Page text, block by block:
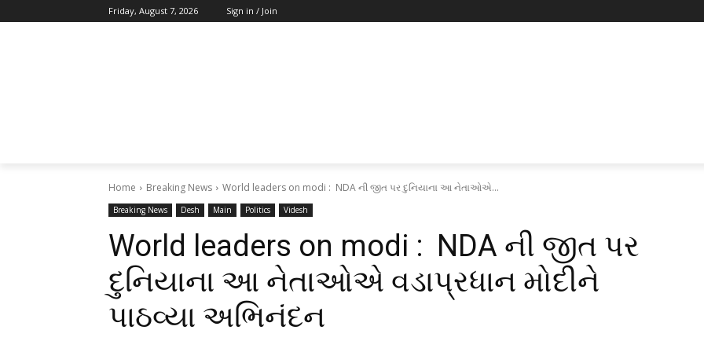
Friday, August 7, 2026 Sign in / Join
Home Breaking News World leaders on modi : NDA ની જીત પર દુનિયાના આ નેતાઓએ...
Breaking News Desh Main Politics Videsh
World leaders on modi : NDA ની જીત પર
દુનિયાના આ નેતાઓએ વડાપ્રધાન મોદીને
પાઠવ્યા અભિનંદન